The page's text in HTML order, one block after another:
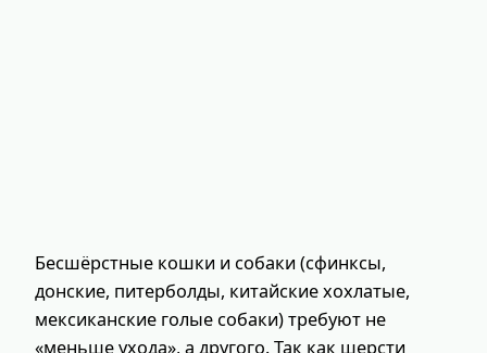
Бесшёрстные кошки и собаки (сфинксы,
донские, питерболды, китайские хохлатые,
мексиканские голые собаки) требуют не
«меньше ухода», а другого. Так как шерсти